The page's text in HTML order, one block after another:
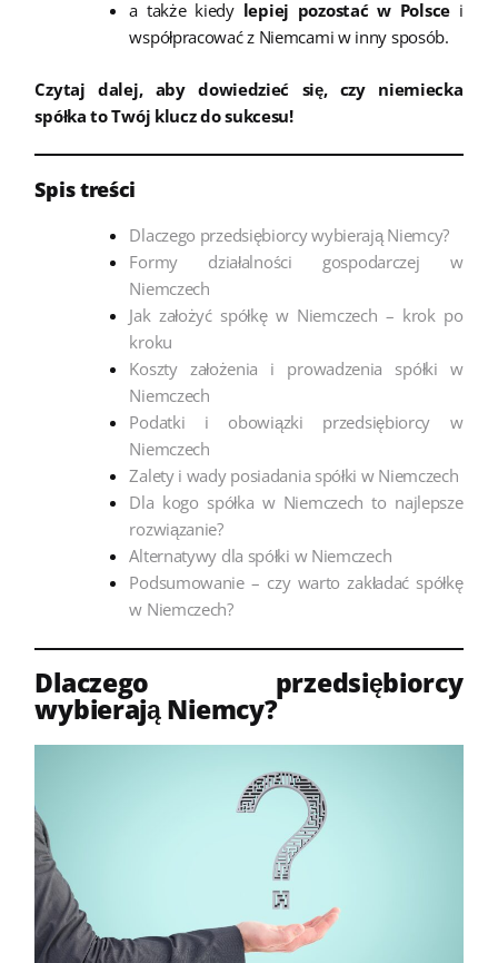
a także kiedy lepiej pozostać w Polsce i
współpracować z Niemcami w inny sposób.
Czytaj dalej, aby dowiedzieć się, czy niemiecka
spółka to Twój klucz do sukcesu!
Spis treści
Dlaczego przedsiębiorcy wybierają Niemcy?
Formy działalności gospodarczej w
Niemczech
Jak założyć spółkę w Niemczech – krok po
kroku
Koszty założenia i prowadzenia spółki w
Niemczech
Podatki i obowiązki przedsiębiorcy w
Niemczech
Zalety i wady posiadania spółki w Niemczech
Dla kogo spółka w Niemczech to najlepsze
rozwiązanie?
Alternatywy dla spółki w Niemczech
Podsumowanie – czy warto zakładać spółkę
w Niemczech?
Dlaczego przedsiębiorcy
wybierają Niemcy?